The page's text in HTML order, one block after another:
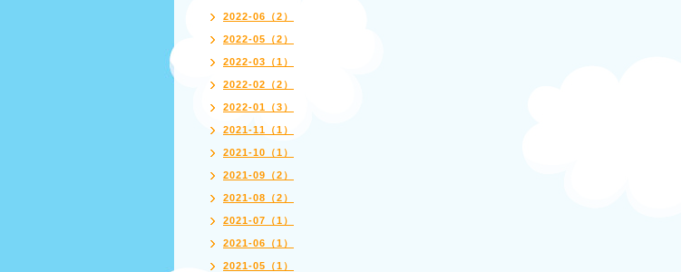
2022-06（2）
2022-05（2）
2022-03（1）
2022-02（2）
2022-01（3）
2021-11（1）
2021-10（1）
2021-09（2）
2021-08（2）
2021-07（1）
2021-06（1）
2021-05（1）